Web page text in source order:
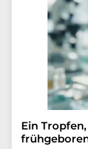
Ein